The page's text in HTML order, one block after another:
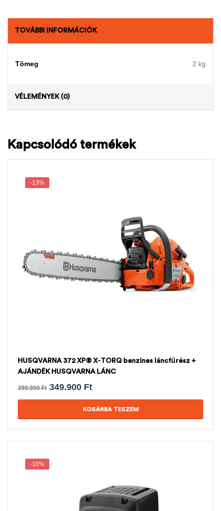
TOVÁBBI INFORMÁCIÓK
Tömeg 2 kg
VÉLEMÉNYEK (0)
Kapcsolódó termékek
-13%
HUSQVARNA 372 XP® X-TORQ benzines láncfűrész +
AJÁNDÉK HUSQVARNA LÁNC
399.990Ft 349.900 Ft
KOSÁRBA TESZEM
-10%